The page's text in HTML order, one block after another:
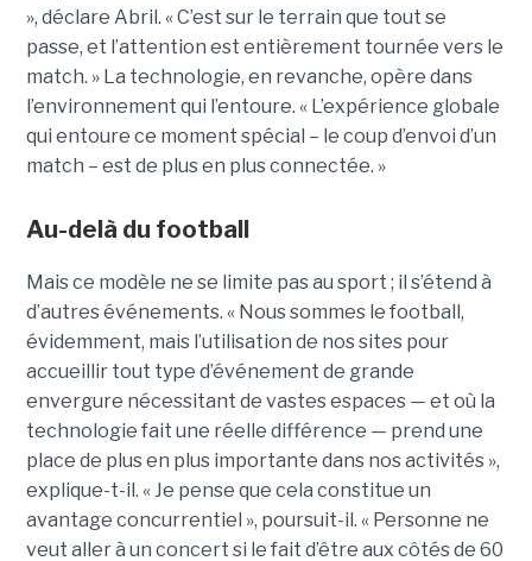
», déclare Abril. « C’est sur le terrain que tout se
passe, et l’attention est entièrement tournée vers le
match. » La technologie, en revanche, opère dans
l’environnement qui l’entoure. « L’expérience globale
qui entoure ce moment spécial – le coup d’envoi d’un
match – est de plus en plus connectée. »
Au-delà du football
Mais ce modèle ne se limite pas au sport ; il s’étend à
d’autres événements. « Nous sommes le football,
évidemment, mais l’utilisation de nos sites pour
accueillir tout type d’événement de grande
envergure nécessitant de vastes espaces — et où la
technologie fait une réelle différence — prend une
place de plus en plus importante dans nos activités »,
explique-t-il. « Je pense que cela constitue un
avantage concurrentiel », poursuit-il. « Personne ne
veut aller à un concert si le fait d’être aux côtés de 60